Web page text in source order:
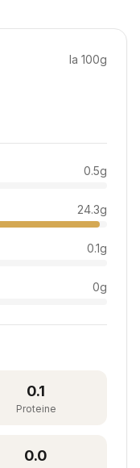
la 100g
0.5g
24.3g
0.1g
0g
0.1
Proteine
0.0